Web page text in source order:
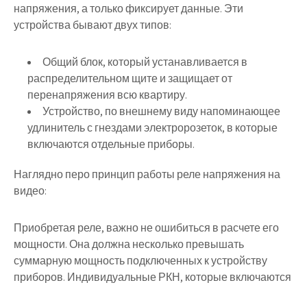
напряжения, а только фиксирует данные. Эти
устройства бывают двух типов:
Общий блок, который устанавливается в
распределительном щите и защищает от
перенапряжения всю квартиру.
Устройство, по внешнему виду напоминающее
удлинитель с гнездами электророзеток, в которые
включаются отдельные приборы.
Наглядно перо принцип работы реле напряжения на
видео:
Приобретая реле, важно не ошибиться в расчете его
мощности. Она должна несколько превышать
суммарную мощность подключенных к устройству
приборов. Индивидуальные РКН, которые включаются